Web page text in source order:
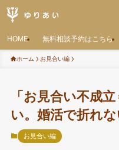
HOME 無料相談予約はこちら
ホーム お見合い編
「お見合い不成
い。婚活で折れ
お見合い編